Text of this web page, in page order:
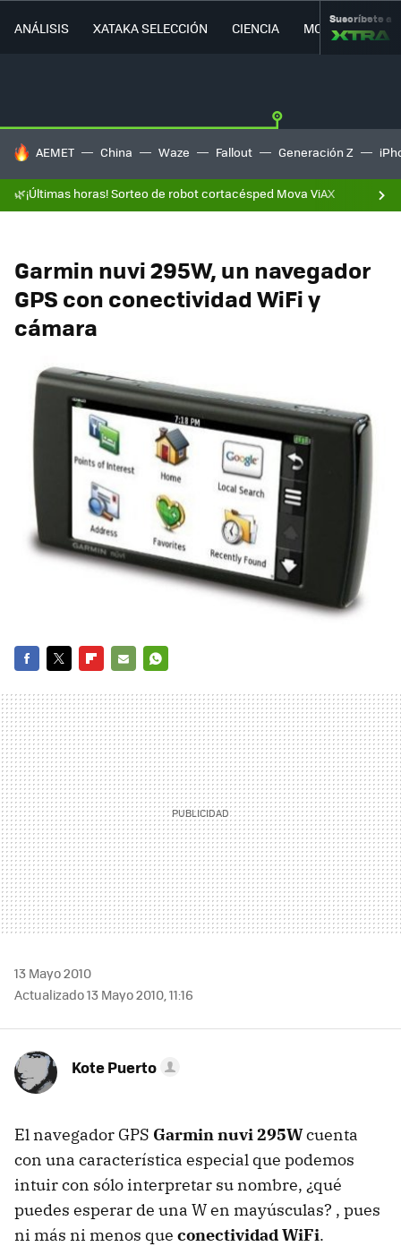
ANÁLISIS XATAKA SELECCIÓN CIENCIA MOVILIDAD
Suscríbete a
HOY SE HABLA DE
AEMET China Waze Fallout Generación Z
🌿¡Últimas horas! Sorteo de robot cortacésped Mova ViAX
Garmin nuvi 295W, un navegador
GPS con conectividad WiFi y
cámara
MAIL
13 Mayo 2010
Actualizado 13 Mayo 2010, 11:16
Kote Puerto
El navegador GPS Garmin nuvi 295Wcuenta
con una característica especial que podemos
intuir con sólo interpretar su nombre, ¿qué
puedes esperar de una W en mayúsculas? , pues
ni más ni menos que conectividad WiFi.